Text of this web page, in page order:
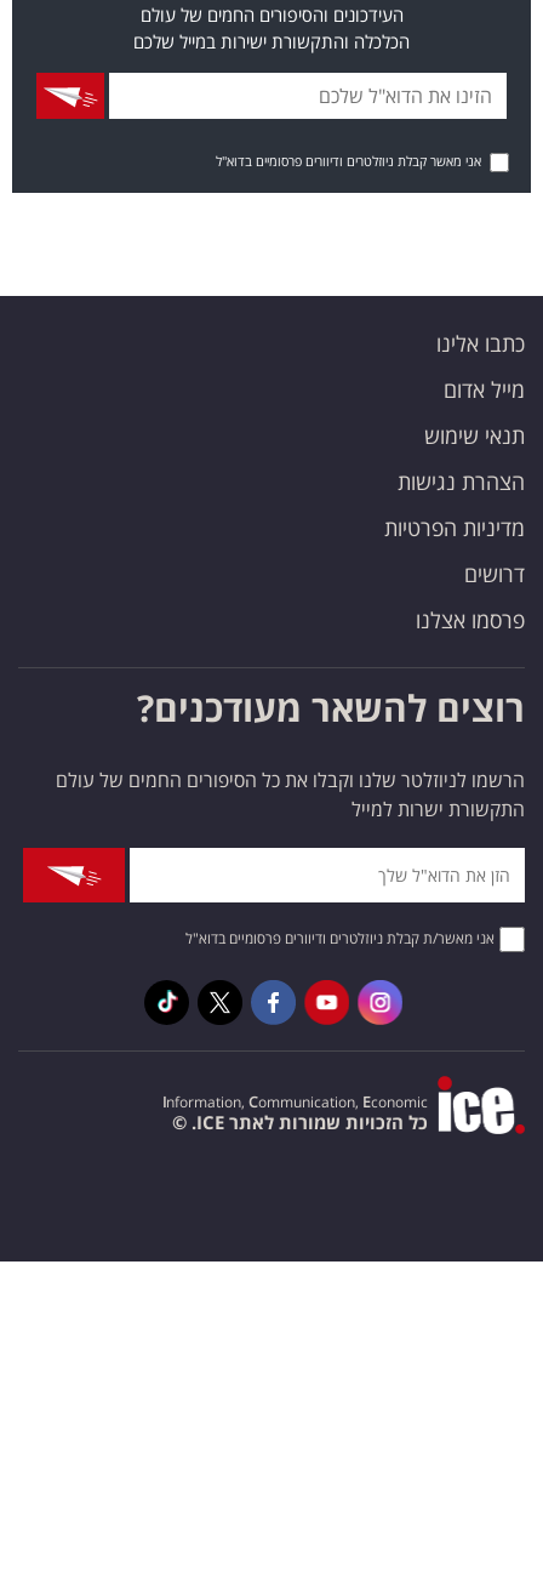
העידכונים והסיפורים החמים של עולם
הכלכלה והתקשורת ישירות במייל שלכם
אני מאשר קבלת ניוזלטרים ודיוורים פרסומיים בדוא"ל
כתבו אלינו
מייל אדום
תנאי שימוש
הצהרת נגישות
מדיניות הפרטיות
דרושים
פרסמו אצלנו
רוצים להשאר מעודכנים?
הרשמו לניוזלטר שלנו וקבלו את כל הסיפורים החמים של עולם
התקשורת ישרות למייל
אני מאשר/ת קבלת ניוזלטרים ודיוורים פרסומיים בדוא"ל
Information, Communication, Economic
כל הזכויות שמורות לאתר ICE. ©